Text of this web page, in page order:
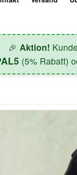
🎉 Aktion!
(5% Rabatt)